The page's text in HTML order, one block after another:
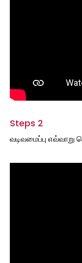
Steps 2
வடிவமைப்பு எவ்வாறு